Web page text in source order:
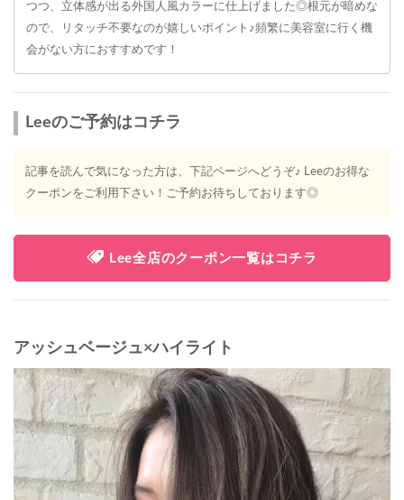
つつ、立体感が出る外国人風カラーに仕上げました◎根元が暗めな
ので、リタッチ不要なのが嬉しいポイント♪頻繁に美容室に行く機
会がない方におすすめです！
Leeのご予約はコチラ
記事を読んで気になった方は、下記ページへどうぞ♪ Leeのお得な
クーポンをご利用下さい！ご予約お待ちしております◎
Lee全店のクーポン一覧はコチラ
アッシュベージュ×ハイライト